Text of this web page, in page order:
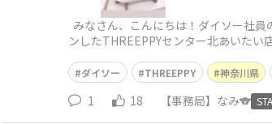
みなさん、こんにちは！ダイソー社
ンしたTHREEPPYセンター北あいた
ダイソー THREEPPY 神奈川県
1 18 【事務局】なみ🐨